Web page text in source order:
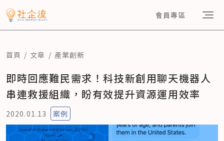
會員專區
首頁 文章 產業創新
即時回應難民需求！科技新創用聊天機器人
串連救援組織，盼有效提升資源運用效率
2020.01.13 案例